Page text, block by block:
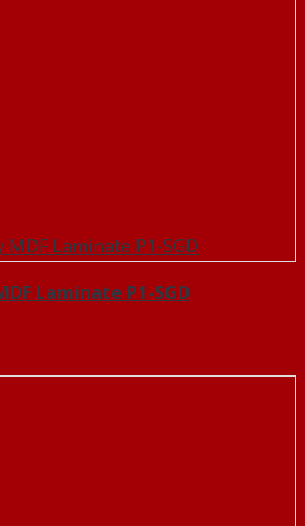
Laminate P1-SGD